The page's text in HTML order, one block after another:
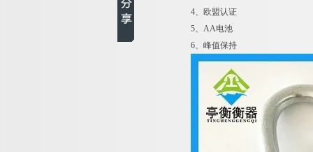
4、欧盟认证
5、AA电池
6、峰值保持